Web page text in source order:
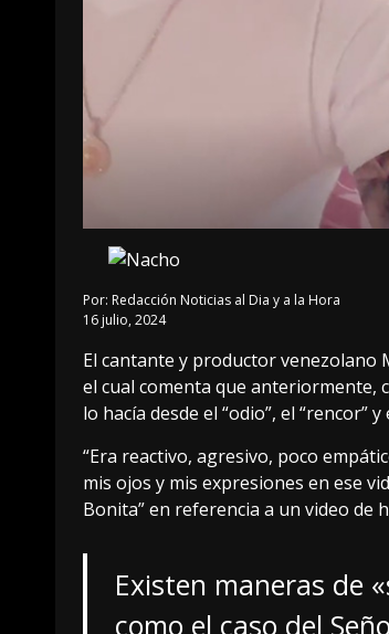
Por: Redacción Noticias al Dia y a la Hora
16 julio, 2024
El cantante y productor venezolano
el cual comenta que anteriormente,
lo hacía desde el “odio”, el “rencor”
“Era reactivo, agresivo, poco
mis ojos y mis expresiones en ese
Bonita” en referencia a un video de
Existen maneras de
como el caso del